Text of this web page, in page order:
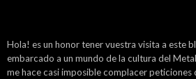
Hola! es un honor tener vuestra visita a este
embarcado a un mundo de la cultura del
me hace casi imposible complacer peticiones